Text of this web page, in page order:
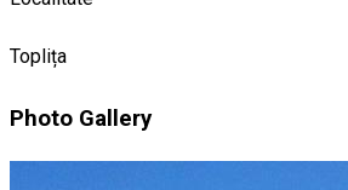
Toplița
Photo Gallery